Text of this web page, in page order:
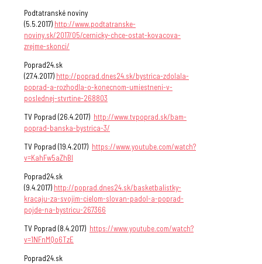
Podtatranské noviny
(5.5.2017) http://www.podtatranske-
noviny.sk/2017/05/cernicky-chce-ostat-kovacova-
zrejme-skonci/
Poprad24.sk
(27.4.2017) http://poprad.dnes24.sk/bystrica-zdolala-
poprad-a-rozhodla-o-konecnom-umiestneni-v-
poslednej-stvrtine-268803
TV Poprad (26.4.2017) http://www.tvpoprad.sk/bam-
poprad-banska-bystrica-3/
TV Poprad (19.4.2017) https://www.youtube.com/watch?
v=KahFw5aZhBI
Poprad24.sk
(9.4.2017) http://poprad.dnes24.sk/basketbalistky-
kracaju-za-svojim-cielom-slovan-padol-a-poprad-
pojde-na-bystricu-267366
TV Poprad (8.4.2017) https://www.youtube.com/watch?
v=1NFnMQo6TzE
Poprad24.sk